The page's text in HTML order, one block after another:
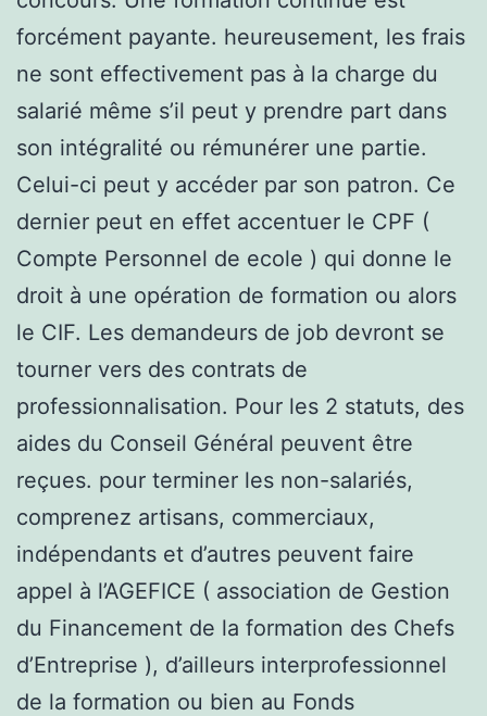
forcément payante. heureusement, les frais
ne sont effectivement pas à la charge du
salarié même s’il peut y prendre part dans
son intégralité ou rémunérer une partie.
Celui-ci peut y accéder par son patron. Ce
dernier peut en effet accentuer le CPF (
Compte Personnel de ecole ) qui donne le
droit à une opération de formation ou alors
le CIF. Les demandeurs de job devront se
tourner vers des contrats de
professionnalisation. Pour les 2 statuts, des
aides du Conseil Général peuvent être
reçues. pour terminer les non-salariés,
comprenez artisans, commerciaux,
indépendants et d’autres peuvent faire
appel à l’AGEFICE ( association de Gestion
du Financement de la formation des Chefs
d’Entreprise ), d’ailleurs interprofessionnel
de la formation ou bien au Fonds